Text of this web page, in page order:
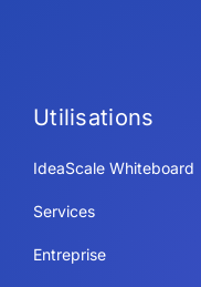
Utilisations
IdeaScale Whiteboard
Services
Entreprise